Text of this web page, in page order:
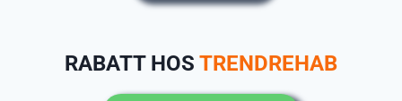
RABATT HOS TRENDREHAB